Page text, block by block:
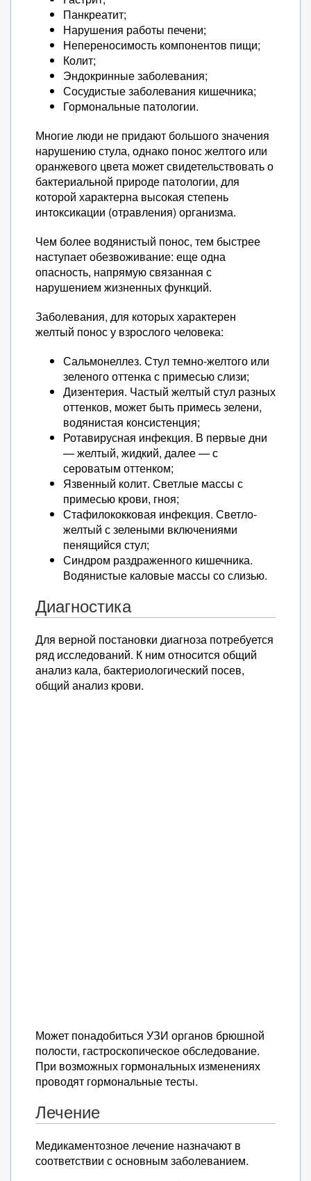
Панкреатит;
Нарушения работы печени;
Непереносимость компонентов пищи;
Колит;
Эндокринные заболевания;
Сосудистые заболевания кишечника;
Гормональные патологии.
Многие люди не придают большого значения
нарушению стула, однако понос желтого или
оранжевого цвета может свидетельствовать о
бактериальной природе патологии, для
которой характерна высокая степень
интоксикации (отравления) организма.
Чем более водянистый понос, тем быстрее
наступает обезвоживание: еще одна
опасность, напрямую связанная с
нарушением жизненных функций.
Заболевания, для которых характерен
желтый понос у взрослого человека:
Сальмонеллез. Стул темно-желтого или
зеленого оттенка с примесью слизи;
Дизентерия. Частый желтый стул разных
оттенков, может быть примесь зелени,
водянистая консистенция;
Ротавирусная инфекция. В первые дни
— желтый, жидкий, далее — с
сероватым оттенком;
Язвенный колит. Светлые массы с
примесью крови, гноя;
Стафилококковая инфекция. Светло-
желтый с зелеными включениями
пенящийся стул;
Синдром раздраженного кишечника.
Водянистые каловые массы со слизью.
Диагностика
Для верной постановки диагноза потребуется
ряд исследований. К ним относится общий
анализ кала, бактериологический посев,
общий анализ крови.
Может понадобиться УЗИ органов брюшной
полости, гастроскопическое обследование.
При возможных гормональных изменениях
проводят гормональные тесты.
Лечение
Медикаментозное лечение назначают в
соответствии с основным заболеванием.